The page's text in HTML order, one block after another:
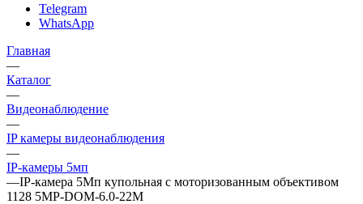
Telegram
WhatsApp
Главная
—
Каталог
—
Видеонаблюдение
—
IP камеры видеонаблюдения
—
IP-камеры 5мп
—IP-камера 5Мп купольная с моторизованным объективом
1128 5MP-DOM-6.0-22M